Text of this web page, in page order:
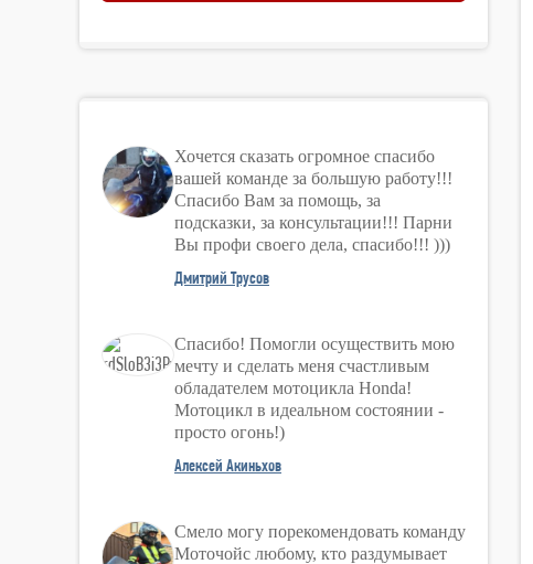
Хочется сказать огромное спасибо
вашей команде за большую работу!!!
Спасибо Вам за помощь, за
подсказки, за консультации!!! Парни
Вы профи своего дела, спасибо!!! )))
Дмитрий Трусов
Спасибо! Помогли осуществить мою
мечту и сделать меня счастливым
обладателем мотоцикла Honda!
Мотоцикл в идеальном состоянии -
просто огонь!)
Алексей Акиньхов
Смело могу порекомендовать команду
Моточойс любому, кто раздумывает